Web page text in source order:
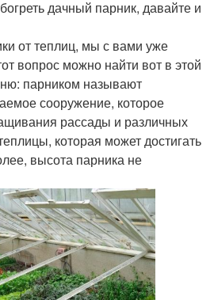
дачный парник, давайте и
от теплиц, мы с вами уже
вопрос можно найти вот в этой
парником называют
сооружение, которое
рассады и различных
которая может достигать
высота парника не